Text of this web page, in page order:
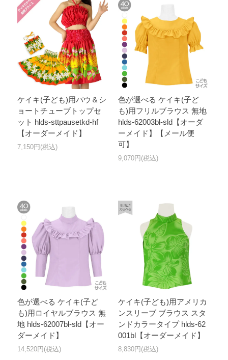
ケイキ(子ども)用パウ＆シ
ョートチューブトップセ
ット hlds-sttpausetkd-hf
【オーダーメイド】
7,150円(税込)
色が選べる ケイキ(子ど
も)用フリルブラウス 無地
hlds-62003bl-sld【オーダ
ーメイド】【メール便
可】
9,070円(税込)
色が選べる ケイキ(子ど
も)用ロイヤルブラウス 無
地 hlds-62007bl-sld【オー
ダーメイド】
14,520円(税込)
ケイキ(子ども)用アメリカ
ンスリーブ ブラウス スタ
ンドカラータイプ hlds-62
001bl【オーダーメイド】
8,830円(税込)